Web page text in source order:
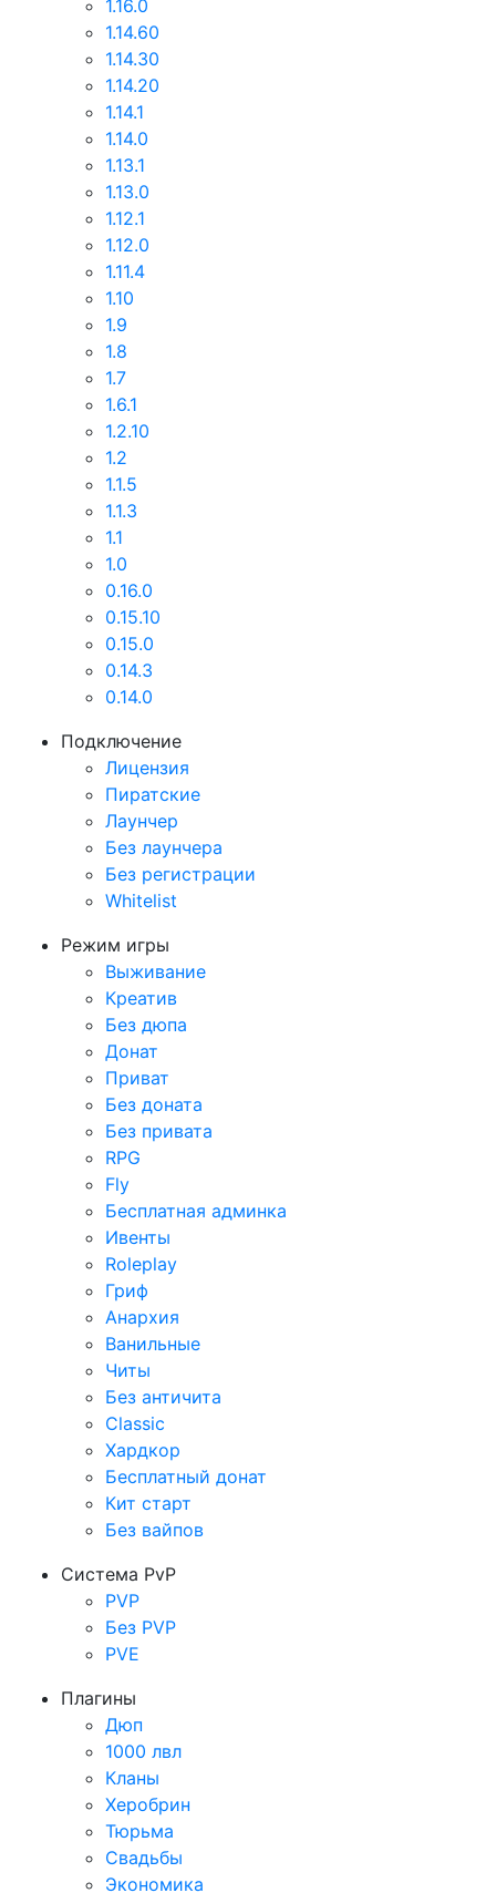
1.16.0
1.14.60
1.14.30
1.14.20
1.14.1
1.14.0
1.13.1
1.13.0
1.12.1
1.12.0
1.11.4
1.10
1.9
1.8
1.7
1.6.1
1.2.10
1.2
1.1.5
1.1.3
1.1
1.0
0.16.0
0.15.10
0.15.0
0.14.3
0.14.0
Подключение
Лицензия
Пиратские
Лаунчер
Без лаунчера
Без регистрации
Whitelist
Режим игры
Выживание
Креатив
Без дюпа
Донат
Приват
Без доната
Без привата
RPG
Fly
Бесплатная админка
Ивенты
Roleplay
Гриф
Анархия
Ванильные
Читы
Без античита
Classic
Хардкор
Бесплатный донат
Кит старт
Без вайпов
Система PvP
PVP
Без PVP
PVE
Плагины
Дюп
1000 лвл
Кланы
Херобрин
Тюрьма
Свадьбы
Экономика